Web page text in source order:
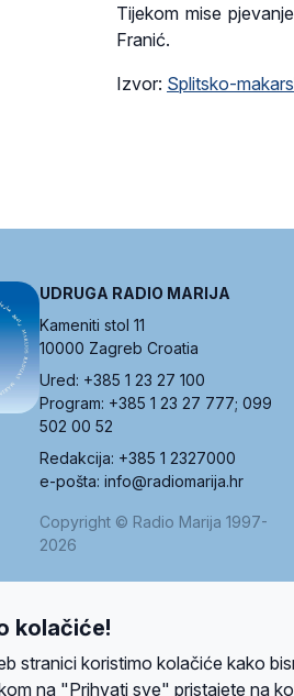
Tijekom mise
Franić.
Izvor: Splitsko-
UDRUGA RADIO MARIJA
Kameniti stol 11
10000 Zagreb Croatia
Ured: +385 1 23 27 100
Program: +385 1 23 27 777; 099
502 00 52
Redakcija: +385 1 2327000
e-pošta: info@radiomarija.hr
Copyright © Radio Marija 1997-
2026
je zaštićena Google reCAPTCHA
kolačiće!
stranici koristimo kolačiće kako
na "Prihvati sve" pristajete na